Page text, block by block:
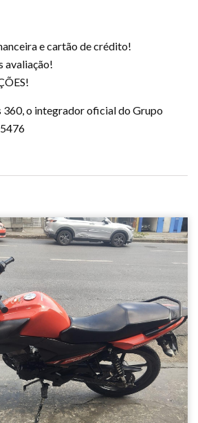
e cartão de crédito!
avaliação!
o integrador oficial do Grupo